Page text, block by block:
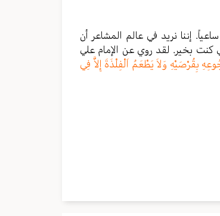
إننا نريد في عالم المشاعر أن
كنت بخير. لقد روي عن الإمام علي
بِقُرْصَيْهِ وَلاَ يَطْعَمُ اَلْفِلْذَةَ إِلاَّ فِي